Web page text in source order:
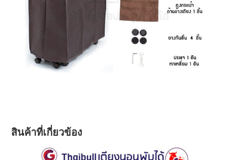
สินค้าที่เกี่ยวข้อง